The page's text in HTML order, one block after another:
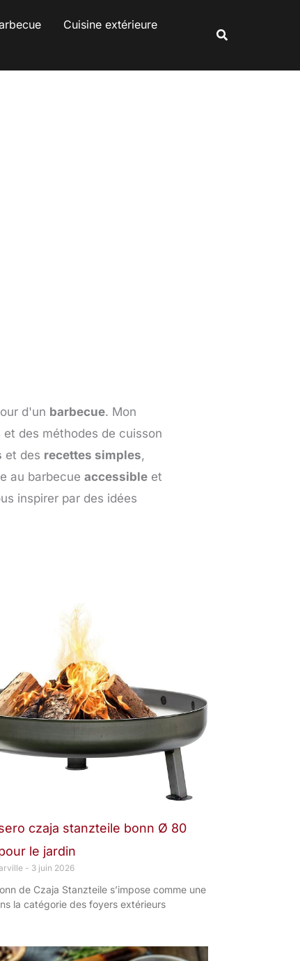
Cuisine extérieure
Rechercher
d'un barbecue. Mon
des méthodes de cuisson
et des recettes simples,
au barbecue accessible et
inspirer par des idées
czaja stanzteile bonn Ø 80
le jardin
3 juin 2026
de Czaja Stanzteile s’impose comme une
la catégorie des foyers extérieurs